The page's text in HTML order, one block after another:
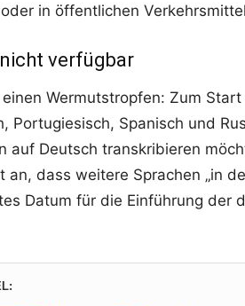
in öffentlichen
verfügbar
Wermutstropfen: Zum
Portugiesisch, Spanisch und
auf Deutsch transkribieren
an, dass weitere Sprachen „in
Datum für die Einführung der